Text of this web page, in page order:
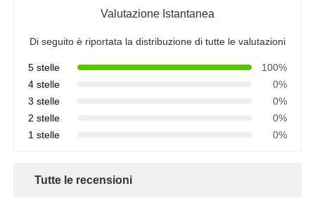
Valutazione Istantanea
Di seguito è riportata la distribuzione di tutte le valutazioni
5 stelle
100%
4 stelle
0%
3 stelle
0%
2 stelle
0%
1 stelle
0%
Tutte le recensioni